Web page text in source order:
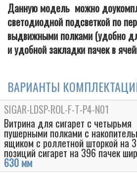
Данную модель можно
светодиодной подсветкой по
выдвижными полками (удобно
и удобной закладки пачек в
ВАРИАНТЫ
SIGAR-LDSP-ROL-F-T-P4-N01
Витрина для сигарет с четырьмя
пушерными полками с
ящиком с роллетной шторкой на
позиций сигарет на 396 пачек
630 мм